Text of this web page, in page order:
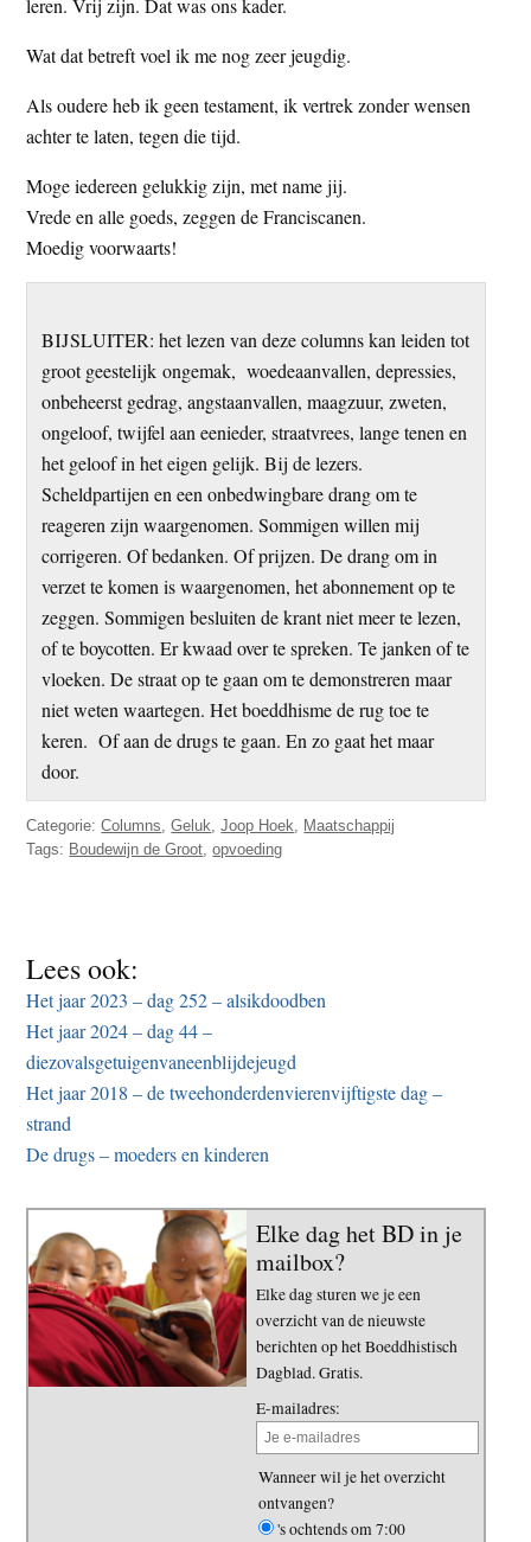
Wat dat betreft voel ik me nog zeer jeugdig.
Als oudere heb ik geen testament, ik vertrek zonder wensen
achter te laten, tegen die tijd.
Moge iedereen gelukkig zijn, met name jij.
Vrede en alle goeds, zeggen de Franciscanen.
Moedig voorwaarts!
BIJSLUITER: het lezen van deze columns kan leiden tot
groot geestelijk ongemak, woedeaanvallen, depressies,
onbeheerst gedrag, angstaanvallen, maagzuur, zweten,
ongeloof, twijfel aan eenieder, straatvrees, lange tenen en
het geloof in het eigen gelijk. Bij de lezers.
Scheldpartijen en een onbedwingbare drang om te
reageren zijn waargenomen. Sommigen willen mij
corrigeren. Of bedanken. Of prijzen. De drang om in
verzet te komen is waargenomen, het abonnement op te
zeggen. Sommigen besluiten de krant niet meer te lezen,
of te boycotten. Er kwaad over te spreken. Te janken of te
vloeken. De straat op te gaan om te demonstreren maar
niet weten waartegen. Het boeddhisme de rug toe te
keren. Of aan de drugs te gaan. En zo gaat het maar
door.
Categorie:Columns,Geluk,Joop Hoek, Maatschappij
Tags: Boudewijn de Groot,opvoeding
Lees ook:
Het jaar 2023 – dag 252 – alsikdoodben
Het jaar 2024 – dag 44 –
diezovalsgetuigenvaneenblijdejeugd
Het jaar 2018 – de tweehonderdenvierenvijftigste dag –
strand
De drugs – moeders en kinderen
Elke dag het BD in je
mailbox?
Elke dag sturen we je een
overzicht van de nieuwste
berichten op het Boeddhistisch
Dagblad. Gratis.
E-mailadres:
Wanneer wil je het overzicht
ontvangen?
's ochtends om 7:00